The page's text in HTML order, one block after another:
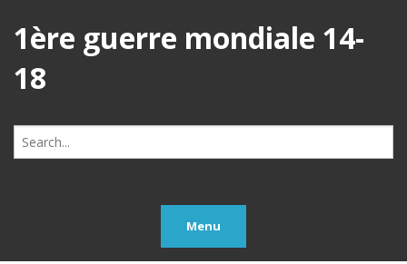
1ère guerre mondiale 14-
18
Search
for:
Menu